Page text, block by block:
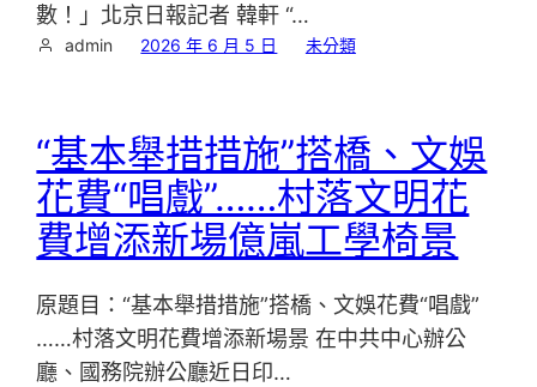
數！」北京日報記者 韓軒 “…
admin 2026 年 6 月 5 日 未分類
“基本舉措措施”搭橋、文娛
花費“唱戲”……村落文明花
費增添新場億嵐工學椅景
原題目：“基本舉措措施”搭橋、文娛花費“唱戲”
……村落文明花費增添新場景 在中共中心辦公
廳、國務院辦公廳近日印…